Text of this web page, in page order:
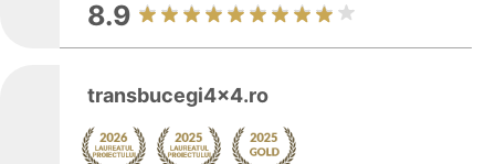
8.9
transbucegi4x4.ro